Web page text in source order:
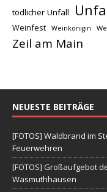
tödlicher Unfall
Weinfest Weinkönigin
Zeil am Main
NEUESTE BEITRÄGE
[FOTOS] Waldbrand im
Feuerwehren
[FOTOS] Großaufgebot
Wasmuthhausen